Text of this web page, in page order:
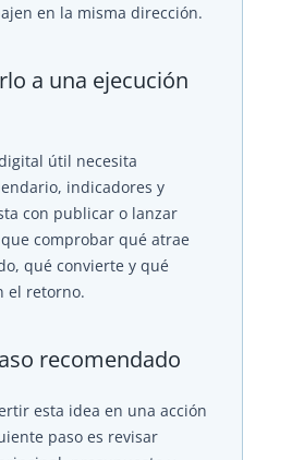
en la misma dirección.
a una ejecución
útil necesita
indicadores y
con publicar o lanzar
comprobar qué atrae
qué convierte y qué
el retorno.
recomendado
esta idea en una acción
paso es revisar